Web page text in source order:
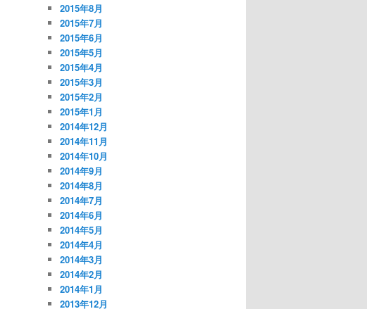
2015年8月
2015年7月
2015年6月
2015年5月
2015年4月
2015年3月
2015年2月
2015年1月
2014年12月
2014年11月
2014年10月
2014年9月
2014年8月
2014年7月
2014年6月
2014年5月
2014年4月
2014年3月
2014年2月
2014年1月
2013年12月